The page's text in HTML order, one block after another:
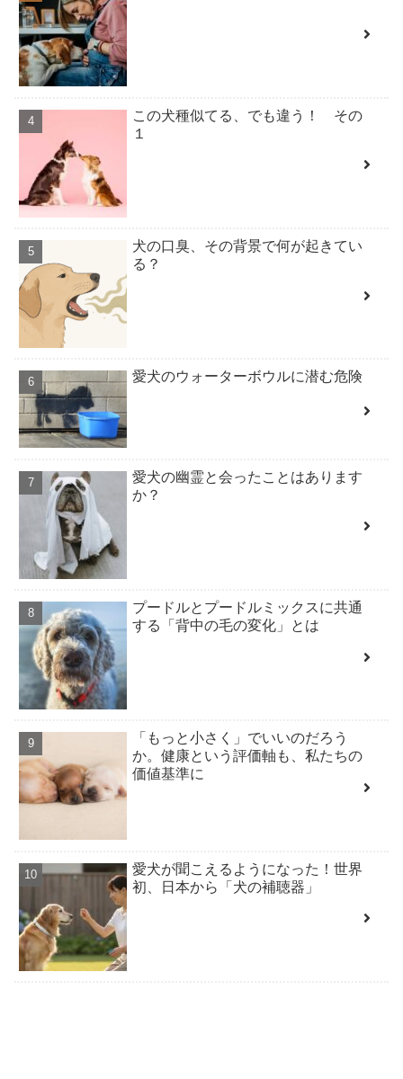
この犬種似てる、でも違う！ その
１
犬の口臭、その背景で何が起きてい
る？
愛犬のウォーターボウルに潜む危険
愛犬の幽霊と会ったことはあります
か？
プードルとプードルミックスに共通
する「背中の毛の変化」とは
「もっと小さく」でいいのだろう
か。健康という評価軸も、私たちの
価値基準に
愛犬が聞こえるようになった！世界
初、日本から「犬の補聴器」